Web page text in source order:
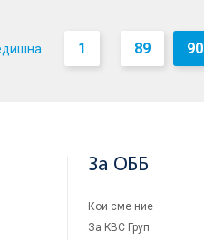
1 ... 89 90
За ОББ
Кои сме ние
За KBC Груп